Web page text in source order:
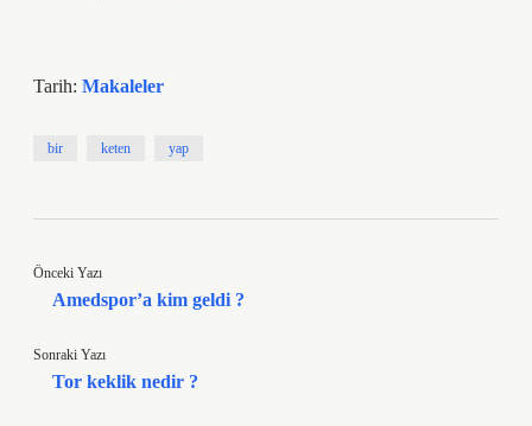
Tarih: Makaleler
bir keten yap
Önceki Yazı
Amedspor’a kim geldi ?
Sonraki Yazı
Tor keklik nedir ?